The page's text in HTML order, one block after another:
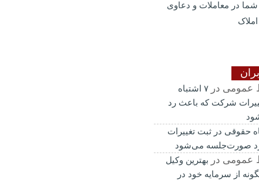
شما در معاملات و دعاوی
املاک
عمومی در
۷ اشتباه
شرکت که باعث رد
حقوقی در ثبت تغییرات
صورت‌جلسه می‌شود
عمومی در
بهترین وکیل
از سرمایه خود در